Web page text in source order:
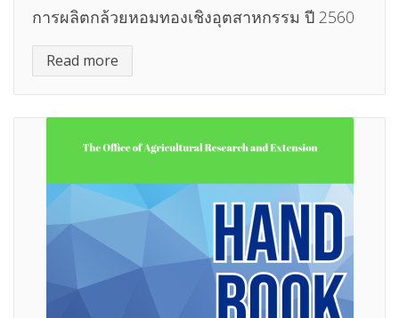
การผลิตกล้วยหอมทองเชิงอุตสาหกรรม ปี 2560
Read more